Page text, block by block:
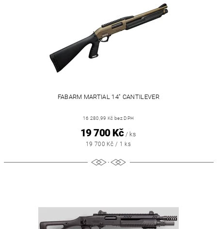
FABARM MARTIAL 14" CANTILEVER
16 280,99 Kč bez DPH
19 700 Kč / ks
19 700 Kč / 1 ks